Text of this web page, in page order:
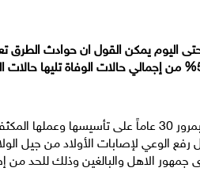
اليوم يمكن القول ان حوادث الطرق
تحتفل مؤسسة "بطيرم" لأمان الأولاد هذا العام بمرور 30
لدى جمهور الاهل والبالغين وذلك للحد